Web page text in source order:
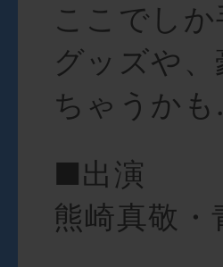
ここでし
グッズや
ちゃうか
■出演
熊崎真敬・